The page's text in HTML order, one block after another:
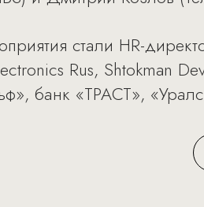
стали HR-
Rus, Shtokman
банк «ТРАСТ»,